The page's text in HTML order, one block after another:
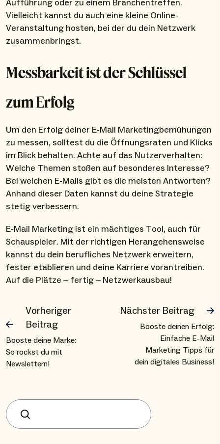
Aufführung oder zu einem Branchentreffen.
Vielleicht kannst du auch eine kleine Online-
Veranstaltung hosten, bei der du dein Netzwerk
zusammenbringst.
Messbarkeit ist der Schlüssel
zum Erfolg
Um den Erfolg deiner E-Mail Marketingbemühungen
zu messen, solltest du die Öffnungsraten und Klicks
im Blick behalten. Achte auf das Nutzerverhalten:
Welche Themen stoßen auf besonderes Interesse?
Bei welchen E-Mails gibt es die meisten Antworten?
Anhand dieser Daten kannst du deine Strategie
stetig verbessern.
E-Mail Marketing ist ein mächtiges Tool, auch für
Schauspieler. Mit der richtigen Herangehensweise
kannst du dein berufliches Netzwerk erweitern,
fester etablieren und deine Karriere vorantreiben.
Auf die Plätze – fertig – Netzwerkausbau!
Vorheriger
Beitrag
Booste deine Marke:
So rockst du mit
Newslettern!
Nächster Beitrag
Booste deinen Erfolg:
Einfache E-Mail
Marketing Tipps für
dein digitales Business!
Suchen